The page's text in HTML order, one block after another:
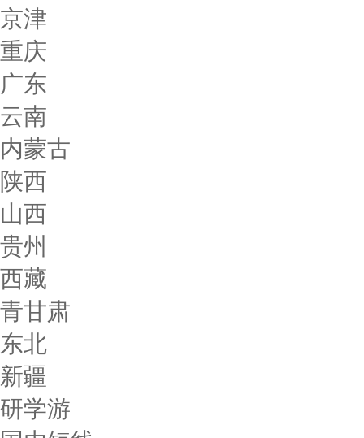
京津
重庆
广东
云南
内蒙古
陕西
山西
贵州
西藏
青甘肃
东北
新疆
研学游